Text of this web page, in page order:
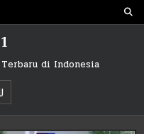
di Indonesia